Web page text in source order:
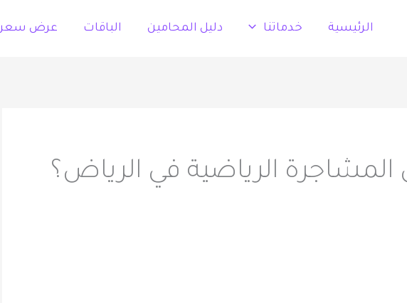
الرئيسية خدماتنا دليل المحامين الباقات عرض سعر
الرياضية في الرياض؟